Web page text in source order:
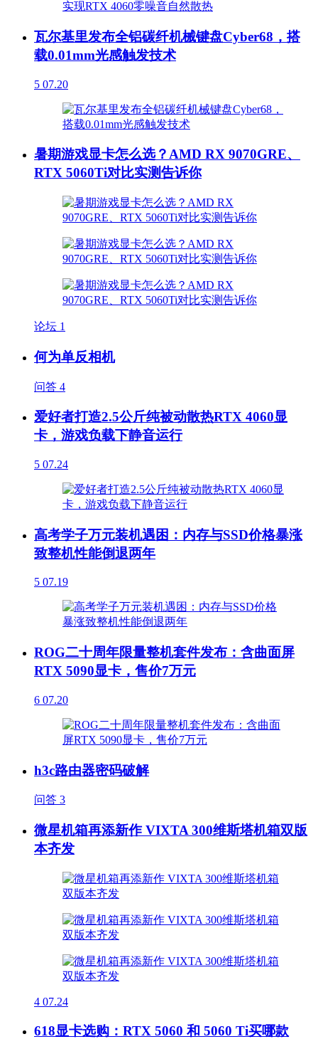
瓦尔基里发布全铝碳纤机械键盘Cyber68，搭
载0.01mm光感触发技术
5 07.20
暑期游戏显卡怎么选？AMD RX 9070GRE、
RTX 5060Ti对比实测告诉你
论坛 1
何为单反相机
问答 4
爱好者打造2.5公斤纯被动散热RTX 4060显
卡，游戏负载下静音运行
5 07.24
高考学子万元装机遇困：内存与SSD价格暴涨
致整机性能倒退两年
5 07.19
ROG二十周年限量整机套件发布：含曲面屏
RTX 5090显卡，售价7万元
6 07.20
h3c路由器密码破解
问答 3
微星机箱再添新作 VIXTA 300维斯塔机箱双版
本齐发
4 07.24
618显卡选购：RTX 5060 和 5060 Ti买哪款